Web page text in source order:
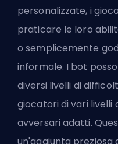
personalizzate, i
praticare le loro
o semplicemente
informale. I bot
diversi livelli di
giocatori di vari livelli
avversari adatti.
un'aggiunta